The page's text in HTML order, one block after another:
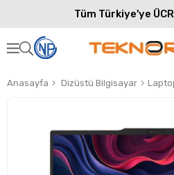
Tüm Türkiye'ye
Anasayfa Dizüstü Bilgisayar